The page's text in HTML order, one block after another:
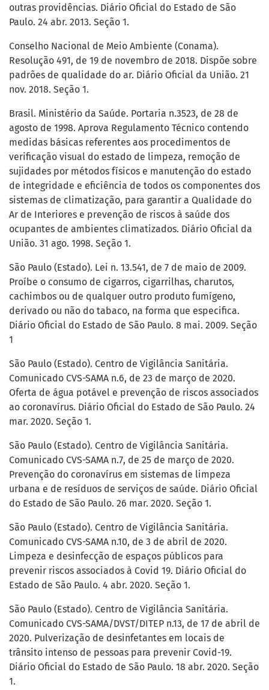
outras providências. Diário Oficial do Estado de São
Paulo. 24 abr. 2013. Seção 1.
Conselho Nacional de Meio Ambiente (Conama).
Resolução 491, de 19 de novembro de 2018. Dispõe sobre
padrões de qualidade do ar. Diário Oficial da União. 21
nov. 2018. Seção 1.
Brasil. Ministério da Saúde. Portaria n.3523, de 28 de
agosto de 1998. Aprova Regulamento Técnico contendo
medidas básicas referentes aos procedimentos de
verificação visual do estado de limpeza, remoção de
sujidades por métodos físicos e manutenção do estado
de integridade e eficiência de todos os componentes dos
sistemas de climatização, para garantir a Qualidade do
Ar de Interiores e prevenção de riscos à saúde dos
ocupantes de ambientes climatizados. Diário Oficial da
União. 31 ago. 1998. Seção 1.
São Paulo (Estado). Lei n. 13.541, de 7 de maio de 2009.
Proíbe o consumo de cigarros, cigarrilhas, charutos,
cachimbos ou de qualquer outro produto fumígeno,
derivado ou não do tabaco, na forma que especifica.
Diário Oficial do Estado de São Paulo. 8 mai. 2009. Seção
1
São Paulo (Estado). Centro de Vigilância Sanitária.
Comunicado CVS-SAMA n.6, de 23 de março de 2020.
Oferta de água potável e prevenção de riscos associados
ao coronavírus. Diário Oficial do Estado de São Paulo. 24
mar. 2020. Seção 1.
São Paulo (Estado). Centro de Vigilância Sanitária.
Comunicado CVS-SAMA n.7, de 25 de março de 2020.
Prevenção do coronavírus em sistemas de limpeza
urbana e de resíduos de serviços de saúde. Diário Oficial
do Estado de São Paulo. 26 mar. 2020. Seção 1.
São Paulo (Estado). Centro de Vigilância Sanitária.
Comunicado CVS-SAMA n.10, de 3 de abril de 2020.
Limpeza e desinfecção de espaços públicos para
prevenir riscos associados à Covid 19. Diário Oficial do
Estado de São Paulo. 4 abr. 2020. Seção 1.
São Paulo (Estado). Centro de Vigilância Sanitária.
Comunicado CVS-SAMA/DVST/DITEP n.13, de 17 de abril de
2020. Pulverização de desinfetantes em locais de
trânsito intenso de pessoas para prevenir Covid-19.
Diário Oficial do Estado de São Paulo. 18 abr. 2020. Seção
1.